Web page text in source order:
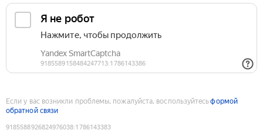
Если у вас возникли проблемы, пожалуйста, воспользуйтесьформой
обратной связи
9185588926824976038:1786143383